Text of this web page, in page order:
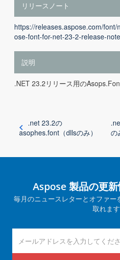
リリースノート
https://releases.aspose.com/
ose-font-for-net-23-2-release-
説明
.NET 23.2リリース用の
.net 23.2の
asophes.font（dllsのみ）
の
Aspose 製品の更
毎月のニュースレターとオファー
取れます